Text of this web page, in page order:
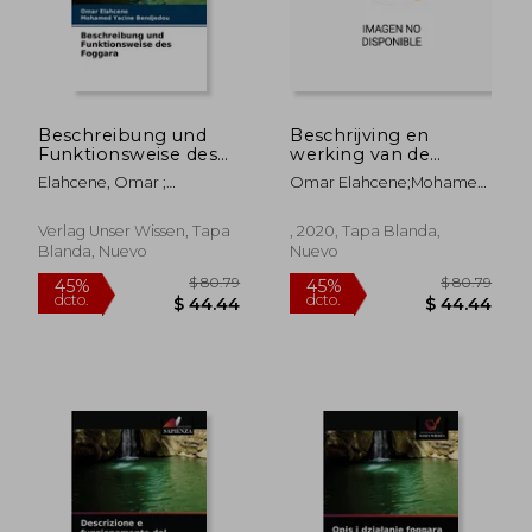
dcto. $ 62.09 dcto.
Beschreibung und
Funktionsweise des
Foggara (en Alemán)
Elahcene, Omar ;
Yacine
Verlag Unser Wissen, Tapa
Blanda, Nuevo
Beschrijving en
werking van de
mistgara (en
Flamenco)
Omar Elahcene;Mohamed
, 2020, Tapa Blanda,
Nuevo